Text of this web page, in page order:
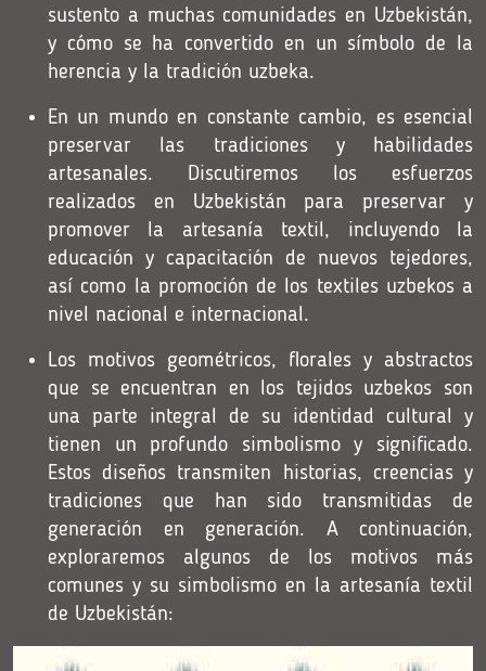
sustento a muchas comunidades en Uzbekistán,
y cómo se ha convertido en un símbolo de la
herencia y la tradición uzbeka.
En un mundo en constante cambio, es esencial
preservar las tradiciones y habilidades
artesanales. Discutiremos los esfuerzos
realizados en Uzbekistán para preservar y
promover la artesanía textil, incluyendo la
educación y capacitación de nuevos tejedores,
así como la promoción de los textiles uzbekos a
nivel nacional e internacional.
Los motivos geométricos, florales y abstractos
que se encuentran en los tejidos uzbekos son
una parte integral de su identidad cultural y
tienen un profundo simbolismo y significado.
Estos diseños transmiten historias, creencias y
tradiciones que han sido transmitidas de
generación en generación. A continuación,
exploraremos algunos de los motivos más
comunes y su simbolismo en la artesanía textil
de Uzbekistán: